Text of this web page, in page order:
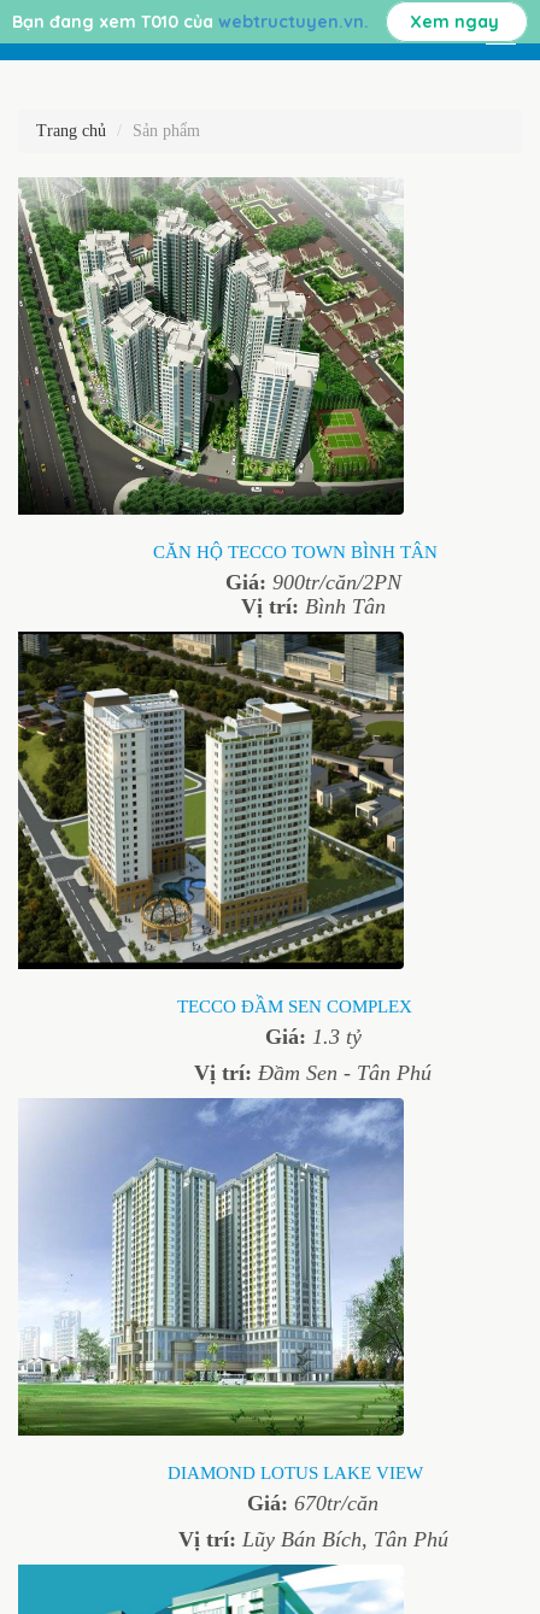
Trang chủ Sản phẩm
CĂN HỘ TECCO TOWN BÌNH TÂN
Giá: 900tr/căn/2PN
Vị trí: Bình Tân
TECCO ĐẦM SEN COMPLEX
Giá: 1.3 tỷ
Vị trí: Đầm Sen - Tân Phú
DIAMOND LOTUS LAKE VIEW
Giá: 670tr/căn
Vị trí: Lũy Bán Bích, Tân Phú
Bạn đang xem T010 của webtructuyen.vn. Xem ngay